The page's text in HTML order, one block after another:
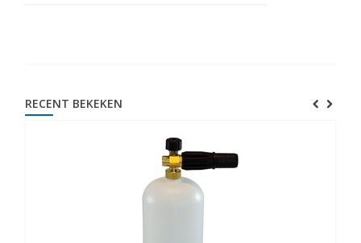
RECENT BEKEKEN